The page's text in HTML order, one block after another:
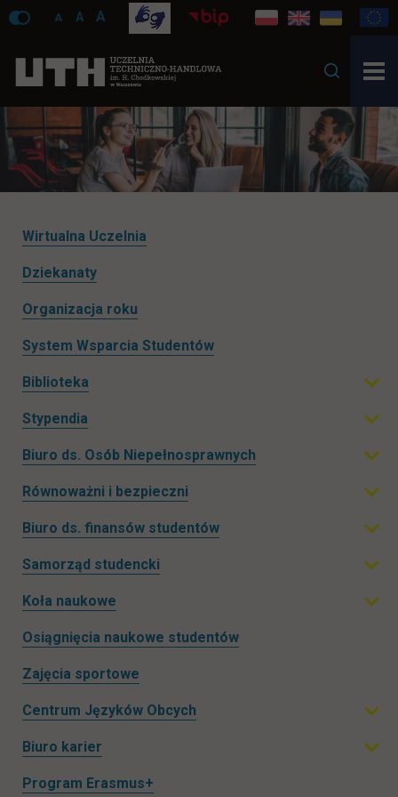
A A A
Pomiń
nawigacje
Wirtualna Uczelnia
Dziekanaty
Organizacja roku
System Wsparcia Studentów
Biblioteka Rozwiń podmenu
Stypendia Rozwiń podmenu
Biuro ds. Osób Niepełnosprawnych Rozwiń podmenu
Równoważni i bezpieczni Rozwiń podmenu
Biuro ds. finansów studentów Rozwiń podmenu
Samorząd studencki Rozwiń podmenu
Koła naukowe
Osiągnięcia naukowe studentów
Zajęcia sportowe
Centrum Języków Obcych Rozwiń podmenu
Biuro karier
Program Erasmus+